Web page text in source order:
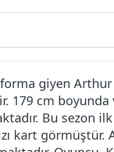
giyen
179 cm boyunda
Bu sezon
kart